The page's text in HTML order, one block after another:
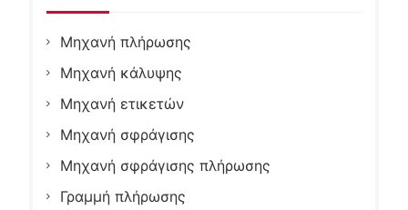
Μηχανή πλήρωσης
Μηχανή κάλυψης
Μηχανή ετικετών
Μηχανή σφράγισης
Μηχανή σφράγισης πλήρωσης
Γραμμή πλήρωσης